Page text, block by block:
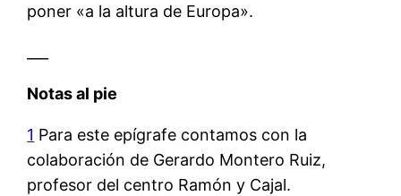
poner «a la altura de Europa».
Notas al pie
1 Para este epígrafe contamos con la
colaboración de Gerardo Montero Ruiz,
profesor del centro Ramón y Cajal.